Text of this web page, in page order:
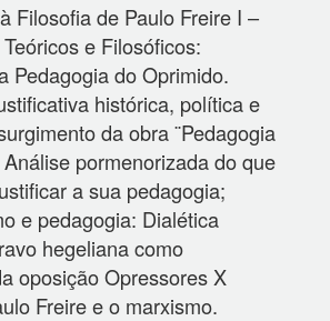
Filosofia de Paulo Freire I –
e Filosóficos:
Pedagogia do Oprimido.
histórica, política e
da obra ¨Pedagogia
pormenorizada do que
a sua pedagogia;
e pedagogia: Dialética
hegeliana como
oposição Opressores X
Freire e o marxismo.